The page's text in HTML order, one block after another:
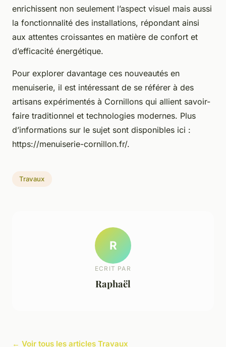
enrichissent non seulement l’aspect visuel mais aussi
la fonctionnalité des installations, répondant ainsi
aux attentes croissantes en matière de confort et
d’efficacité énergétique.
Pour explorer davantage ces nouveautés en
menuiserie, il est intéressant de se référer à des
artisans expérimentés à Cornillons qui allient savoir-
faire traditionnel et technologies modernes. Plus
d’informations sur le sujet sont disponibles ici :
https://menuiserie-cornillon.fr/.
Travaux
R
ECRIT PAR
Raphaël
← Voir tous les articles Travaux